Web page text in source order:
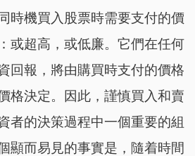
時機買入股票時需要支付的價
或超高，或低廉。它們在任何
回報，將由購買時支付的價格
格決定。因此，謹慎買入和賣
者的決策過程中一個重要的組
顯而易見的事實是，隨着時間